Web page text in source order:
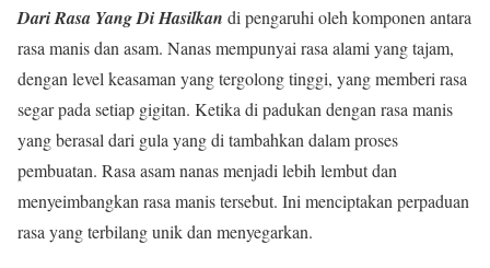
Dari Rasa Yang Di Hasilkan di pengaruhi oleh komponen antara
rasa manis dan asam. Nanas mempunyai rasa alami yang tajam,
dengan level keasaman yang tergolong tinggi, yang memberi rasa
segar pada setiap gigitan. Ketika di padukan dengan rasa manis
yang berasal dari gula yang di tambahkan dalam proses
pembuatan. Rasa asam nanas menjadi lebih lembut dan
menyeimbangkan rasa manis tersebut. Ini menciptakan perpaduan
rasa yang terbilang unik dan menyegarkan.